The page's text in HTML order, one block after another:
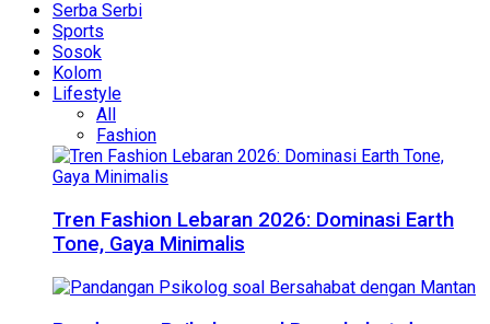
Serba Serbi
Sports
Sosok
Kolom
Lifestyle
All
Fashion
Tren Fashion Lebaran 2026: Dominasi Earth
Tone, Gaya Minimalis